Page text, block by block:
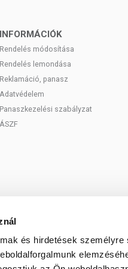
és hirdetések
BUTYL ACETATE,
N-BUTYL ALCOHOL,
PISTACIA
INFORMÁCIÓK
Rendelés módosítása
Rendelés lemondása
Reklamáció, panasz
Adatvédelem
Panaszkezelési szabályzat
ÁSZF